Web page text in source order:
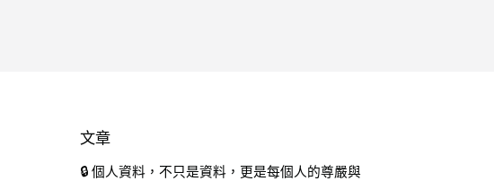
文章
🔒 個人資料，不只是資料，更是每個人的尊嚴與